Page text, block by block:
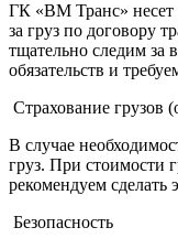
ГК «ВМ Транс» несет
за груз по договору
тщательно следим за
обязательств и
Страхование грузов
В случае
груз. При стоимости
рекомендуем сделать
Безопасность